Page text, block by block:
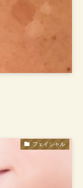
フェイシャル